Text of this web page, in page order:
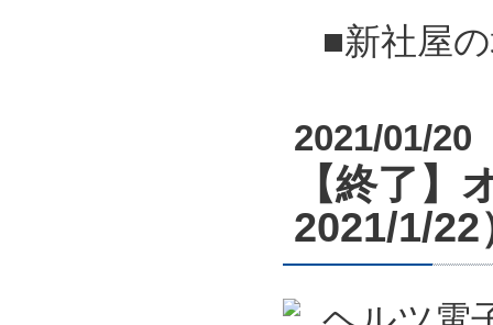
■新社屋
2021/01/20
【終了
2021/1/22